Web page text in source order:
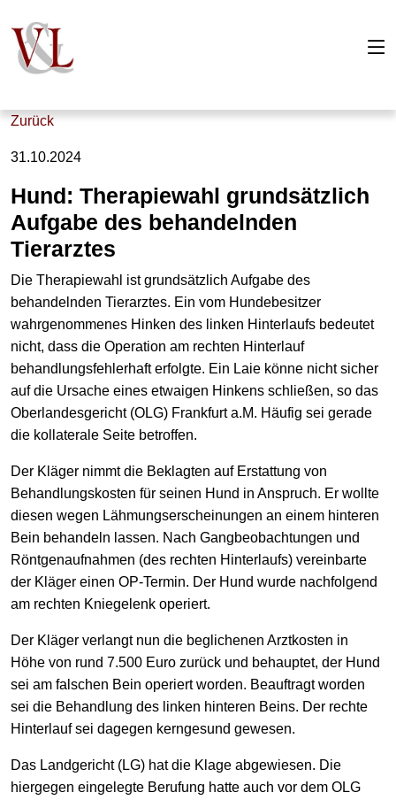
Zurück
31.10.2024
Hund: Therapiewahl grundsätzlich
Aufgabe des behandelnden
Tierarztes
Die Therapiewahl ist grundsätzlich Aufgabe des
behandelnden Tierarztes. Ein vom Hundebesitzer
wahrgenommenes Hinken des linken Hinterlaufs bedeutet
nicht, dass die Operation am rechten Hinterlauf
behandlungsfehlerhaft erfolgte. Ein Laie könne nicht sicher
auf die Ursache eines etwaigen Hinkens schließen, so das
Oberlandesgericht (OLG) Frankfurt a.M. Häufig sei gerade
die kollaterale Seite betroffen.
Der Kläger nimmt die Beklagten auf Erstattung von
Behandlungskosten für seinen Hund in Anspruch. Er wollte
diesen wegen Lähmungserscheinungen an einem hinteren
Bein behandeln lassen. Nach Gangbeobachtungen und
Röntgenaufnahmen (des rechten Hinterlaufs) vereinbarte
der Kläger einen OP-Termin. Der Hund wurde nachfolgend
am rechten Kniegelenk operiert.
Der Kläger verlangt nun die beglichenen Arztkosten in
Höhe von rund 7.500 Euro zurück und behauptet, der Hund
sei am falschen Bein operiert worden. Beauftragt worden
sei die Behandlung des linken hinteren Beins. Der rechte
Hinterlauf sei dagegen kerngesund gewesen.
Das Landgericht (LG) hat die Klage abgewiesen. Die
hiergegen eingelegte Berufung hatte auch vor dem OLG